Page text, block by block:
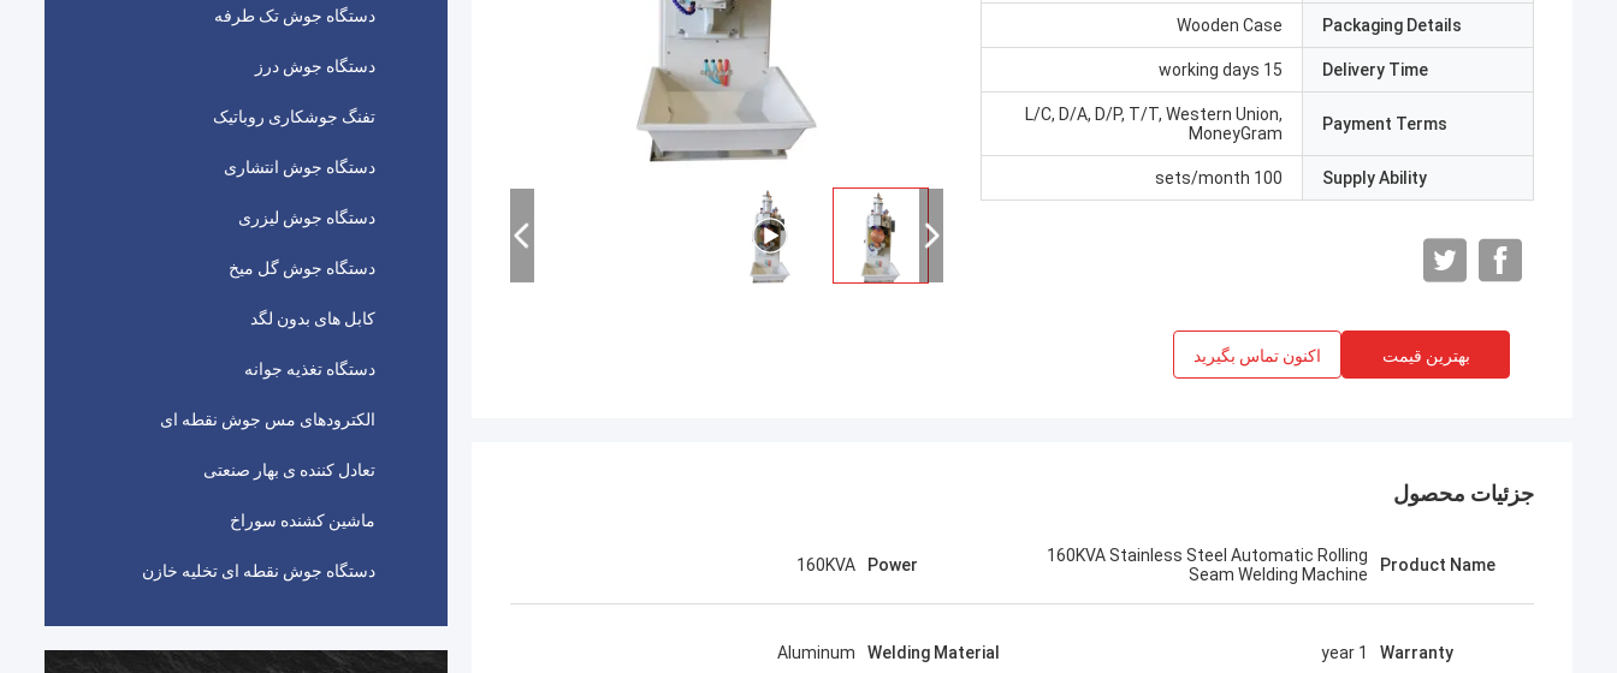
دستگاه جوش تک طرفه
دستگاه جوش درز
تفنگ جوشکاری روباتیک
دستگاه جوش انتشاری
دستگاه جوش لیزری
دستگاه جوش گل میخ
کابل های بدون لگد
دستگاه تغذیه جوانه
الکترودهای مس جوش نقطه ای
تعادل کننده ی بهار صنعتی
ماشین کشنده سوراخ
دستگاه جوش نقطه ای تخلیه خازن
Packaging Details
Wooden Case
Delivery Time
15 working days
Payment Terms
L/C, D/A, D/P, T/T, Western Union,
MoneyGram
Supply Ability
100 sets/month
بهترین قیمت اکنون تماس بگیرید
جزئیات محصول
Product Name
160KVA Stainless Steel Automatic Rolling
Seam Welding Machine
Power
160KVA
Warranty
1 year
Welding Material
Aluminum